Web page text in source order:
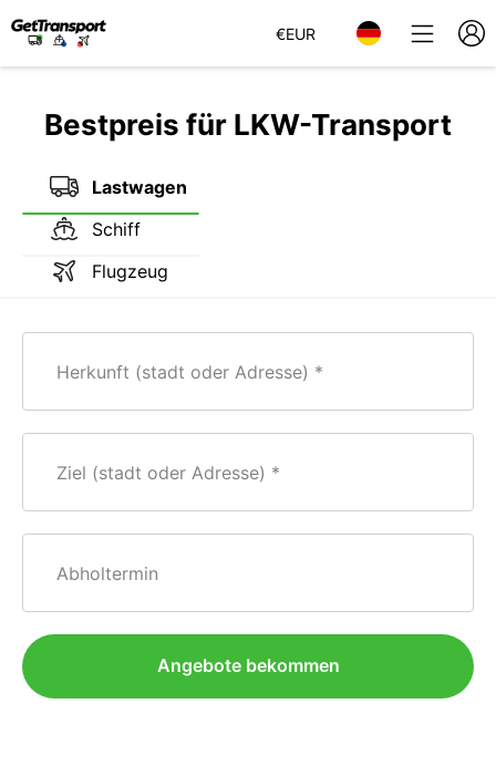
€EUR
Bestpreis für LKW-Transport
Lastwagen
Schiff
Flugzeug
Herkunft (stadt oder Adresse)
Ziel (stadt oder Adresse)
Abholtermin
Angebote bekommen